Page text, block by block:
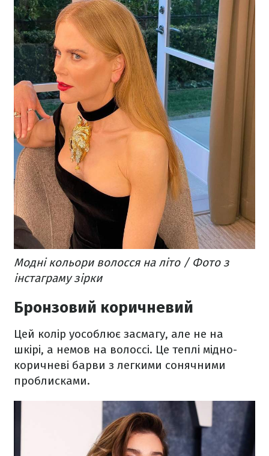
Модні кольори волосся на літо / Фото з
інстаграму зірки
Бронзовий коричневий
Цей колір уособлює засмагу, але не на
шкірі, а немов на волоссі. Це теплі мідно-
коричневі барви з легкими сонячними
проблисками.